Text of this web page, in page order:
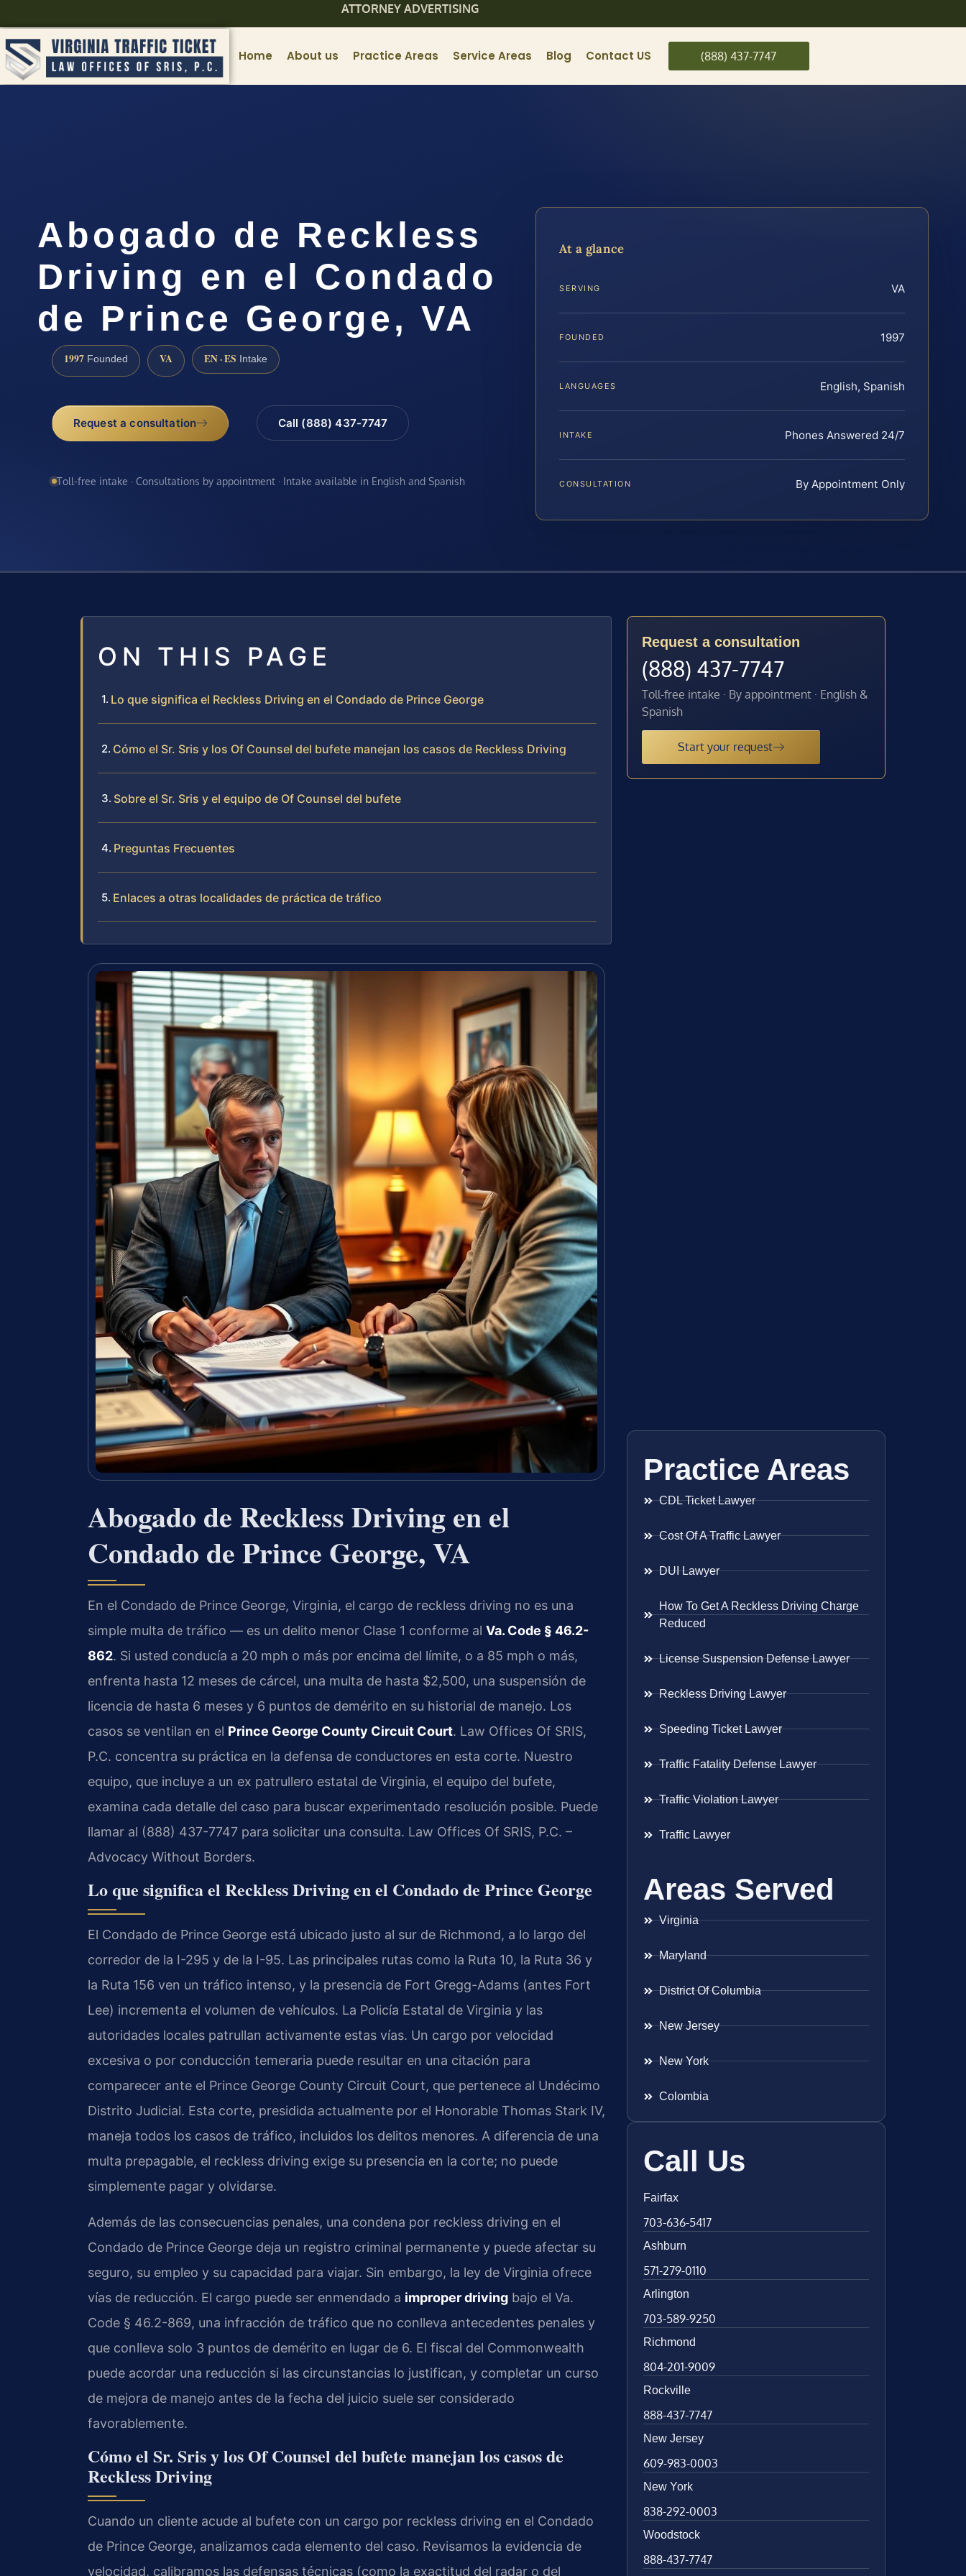
ATTORNEY ADVERTISING
Home About us Practice Areas Service Areas Blog Contact US (888) 437-7747
Abogado de Reckless
Driving en el Condado
de Prince George, VA
1997 Founded VA EN · ES Intake
Request a consultation Call (888) 437-7747
Toll-free intake · Consultations by appointment · Intake available in English and Spanish
At a glance
SERVING VA
FOUNDED 1997
LANGUAGES English, Spanish
INTAKE Phones Answered 24/7
CONSULTATION By Appointment Only
ON THIS PAGE
Lo que significa el Reckless Driving en el Condado de Prince George
Cómo el Sr. Sris y los Of Counsel del bufete manejan los casos de Reckless Driving
Sobre el Sr. Sris y el equipo de Of Counsel del bufete
Preguntas Frecuentes
Enlaces a otras localidades de práctica de tráfico
Abogado de Reckless Driving en el
Condado de Prince George, VA
En el Condado de Prince George, Virginia, el cargo de reckless driving no es una
simple multa de tráfico — es un delito menor Clase 1 conforme al Va. Code § 46.2-
862. Si usted conducía a 20 mph o más por encima del límite, o a 85 mph o más,
enfrenta hasta 12 meses de cárcel, una multa de hasta $2,500, una suspensión de
licencia de hasta 6 meses y 6 puntos de demérito en su historial de manejo. Los
casos se ventilan en el Prince George County Circuit Court. Law Offices Of SRIS,
P.C. concentra su práctica en la defensa de conductores en esta corte. Nuestro
equipo, que incluye a un ex patrullero estatal de Virginia, el equipo del bufete,
examina cada detalle del caso para buscar experimentado resolución posible. Puede
llamar al (888) 437-7747 para solicitar una consulta. Law Offices Of SRIS, P.C. –
Advocacy Without Borders.
Lo que significa el Reckless Driving en el Condado de Prince George
El Condado de Prince George está ubicado justo al sur de Richmond, a lo largo del
corredor de la I-295 y de la I-95. Las principales rutas como la Ruta 10, la Ruta 36 y
la Ruta 156 ven un tráfico intenso, y la presencia de Fort Gregg-Adams (antes Fort
Lee) incrementa el volumen de vehículos. La Policía Estatal de Virginia y las
autoridades locales patrullan activamente estas vías. Un cargo por velocidad
excesiva o por conducción temeraria puede resultar en una citación para
comparecer ante el Prince George County Circuit Court, que pertenece al Undécimo
Distrito Judicial. Esta corte, presidida actualmente por el Honorable Thomas Stark IV,
maneja todos los casos de tráfico, incluidos los delitos menores. A diferencia de una
multa prepagable, el reckless driving exige su presencia en la corte; no puede
simplemente pagar y olvidarse.
Además de las consecuencias penales, una condena por reckless driving en el
Condado de Prince George deja un registro criminal permanente y puede afectar su
seguro, su empleo y su capacidad para viajar. Sin embargo, la ley de Virginia ofrece
vías de reducción. El cargo puede ser enmendado a improper driving bajo el Va.
Code § 46.2-869, una infracción de tráfico que no conlleva antecedentes penales y
que conlleva solo 3 puntos de demérito en lugar de 6. El fiscal del Commonwealth
puede acordar una reducción si las circunstancias lo justifican, y completar un curso
de mejora de manejo antes de la fecha del juicio suele ser considerado
favorablemente.
Cómo el Sr. Sris y los Of Counsel del bufete manejan los casos de
Reckless Driving
Cuando un cliente acude al bufete con un cargo por reckless driving en el Condado
de Prince George, analizamos cada elemento del caso. Revisamos la evidencia de
velocidad, calibramos las defensas técnicas (como la exactitud del radar o del
Request a consultation
(888) 437-7747
Toll-free intake · By appointment · English &
Spanish
Start your request
Practice Areas
CDL Ticket Lawyer
Cost Of A Traffic Lawyer
DUI Lawyer
How To Get A Reckless Driving Charge
Reduced
License Suspension Defense Lawyer
Reckless Driving Lawyer
Speeding Ticket Lawyer
Traffic Fatality Defense Lawyer
Traffic Violation Lawyer
Traffic Lawyer
Areas Served
Virginia
Maryland
District Of Columbia
New Jersey
New York
Colombia
Call Us
Fairfax
703-636-5417
Ashburn
571-279-0110
Arlington
703-589-9250
Richmond
804-201-9009
Rockville
888-437-7747
New Jersey
609-983-0003
New York
838-292-0003
Woodstock
888-437-7747